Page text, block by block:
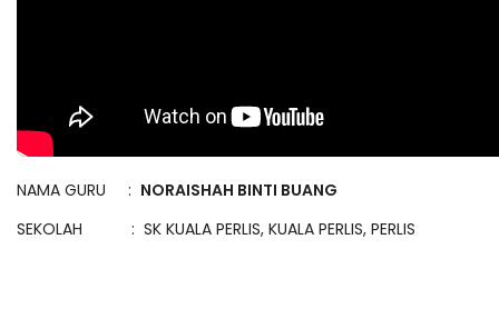
NAMA GURU : NORAISHAH BINTI BUANG
SEKOLAH : SK KUALA PERLIS, KUALA PERLIS, PERLIS